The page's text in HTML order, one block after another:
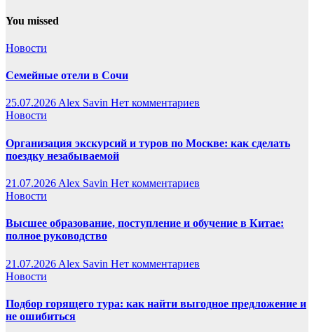
You missed
Новости
Семейные отели в Сочи
25.07.2026Alex Savin Нет комментариев
Новости
Организация экскурсий и туров по Москве: как сделать
поездку незабываемой
21.07.2026 Alex Savin Нет комментариев
Новости
Высшее образование, поступление и обучение в Китае:
полное руководство
21.07.2026 Alex Savin Нет комментариев
Новости
Подбор горящего тура: как найти выгодное предложение и
не ошибиться